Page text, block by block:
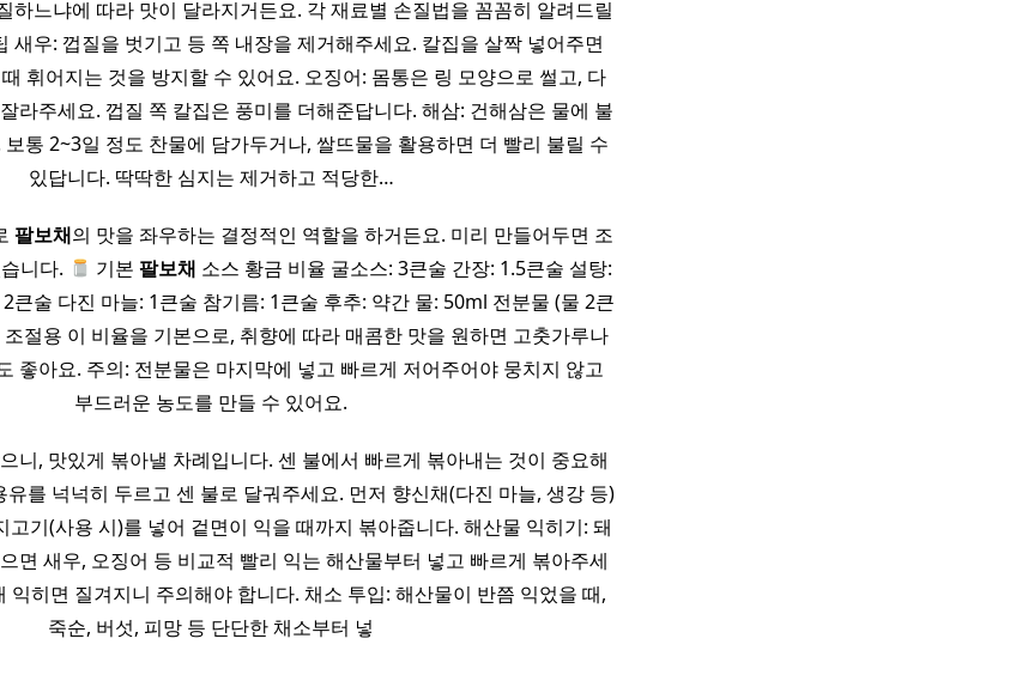
하느냐에 따라 맛이 달라지거든요. 각 재료별 손질법을 꼼꼼히 알려드릴
새우: 껍질을 벗기고 등 쪽 내장을 제거해주세요. 칼집을 살짝 넣어주면
휘어지는 것을 방지할 수 있어요. 오징어: 몸통은 링 모양으로 썰고, 다
라주세요. 껍질 쪽 칼집은 풍미를 더해준답니다. 해삼: 건해삼은 물에 불
통 2~3일 정도 찬물에 담가두거나, 쌀뜨물을 활용하면 더 빨리 불릴 수
있답니다. 딱딱한 심지는 제거하고 적당한…
팔보채의 맛을 좌우하는 결정적인 역할을 하거든요. 미리 만들어두면 조
니다.
기본 팔보채 소스 황금 비율 굴소스: 3큰술 간장: 1.5큰술 설탕:
큰술 다진 마늘: 1큰술 참기름: 1큰술 후추: 약간 물: 50ml 전분물 (물 2큰
절용 이 비율을 기본으로, 취향에 따라 매콤한 맛을 원하면 고춧가루나
좋아요. 주의: 전분물은 마지막에 넣고 빠르게 저어주어야 뭉치지 않고
부드러운 농도를 만들 수 있어요.
니, 맛있게 볶아낼 차례입니다. 센 불에서 빠르게 볶아내는 것이 중요해
유를 넉넉히 두르고 센 불로 달궈주세요. 먼저 향신채(다진 마늘, 생강 등)
고기(사용 시)를 넣어 겉면이 익을 때까지 볶아줍니다. 해산물 익히기: 돼
면 새우, 오징어 등 비교적 빨리 익는 해산물부터 넣고 빠르게 볶아주세
익히면 질겨지니 주의해야 합니다. 채소 투입: 해산물이 반쯤 익었을 때,
죽순, 버섯, 피망 등 단단한 채소부터 넣